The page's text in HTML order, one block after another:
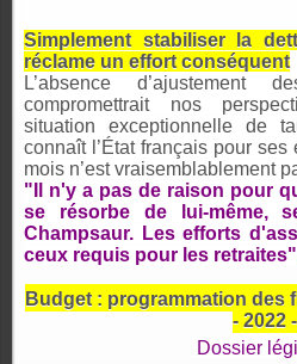
Simplement stabiliser la
réclame un effort conséquent
L’absence d’ajustement
compromettrait nos
situation exceptionnelle de
connaît l’État français pour
mois n’est vraisemblablement
"Il n'y a pas de raison pour
se résorbe de lui-même,
Champsaur. Les efforts
ceux requis pour les
Budget : programmation des
- 2022 -
Dossier